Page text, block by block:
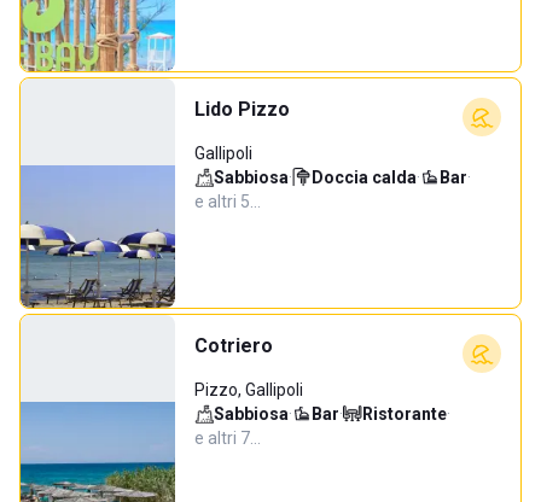
Lido Pizzo
Gallipoli
Sabbiosa· Doccia calda· Bar·
e altri 5…
Cotriero
Pizzo, Gallipoli
Sabbiosa· Bar· Ristorante·
e altri 7…